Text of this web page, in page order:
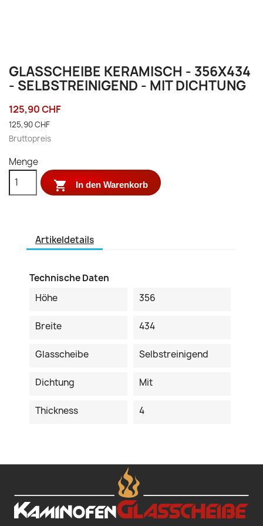
GLASSCHEIBE KERAMISCH - 356X434
- SELBSTREINIGEND - MIT DICHTUNG
125,90 CHF
125,90 CHF
Bruttopreis
Menge
 In den Warenkorb
Artikeldetails
Technische Daten
Höhe
356
Breite 434
Glasscheibe Selbstreinigend
Dichtung Mit
Thickness 4